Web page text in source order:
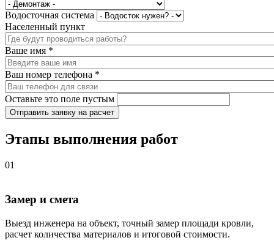
Водосточная система
Населенный пункт
Ваше имя *
Ваш номер телефона *
Оставьте это поле пустым
Отправить заявку на расчет
Этапы выполнения работ
01
Замер и смета
Выезд инженера на объект, точный замер площади кровли,
расчет количества материалов и итоговой стоимости.